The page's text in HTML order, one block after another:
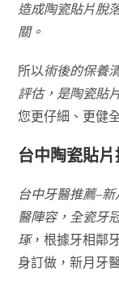
造成陶瓷貼片脫
關。
所以術後的保養
評估，是陶瓷貼
您更仔細、更健
台中陶瓷貼
台中牙醫推薦–
醫陣容，全瓷牙
琢，根據牙相鄰
身訂做，新月牙